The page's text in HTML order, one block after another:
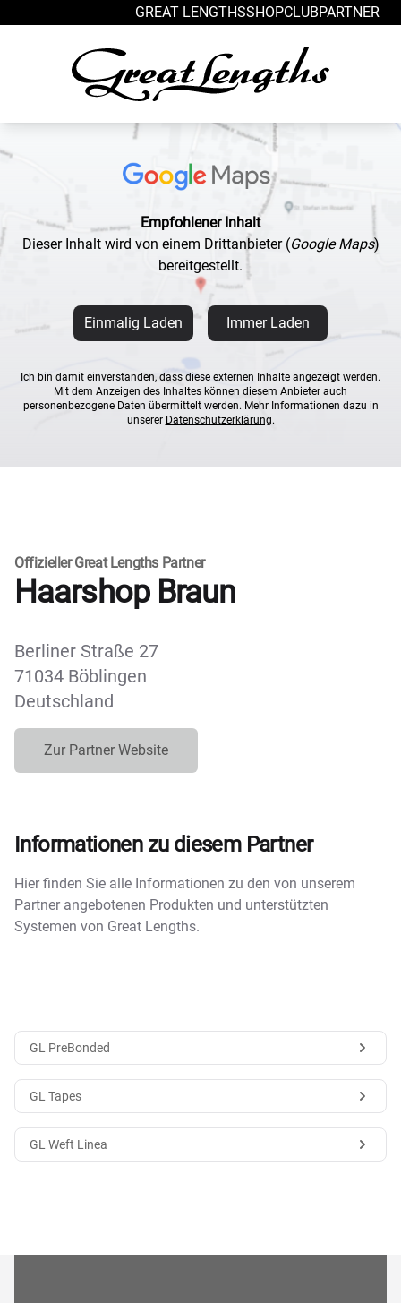
GREAT LENGTHSSHOPCLUBPARTNER
Empfohlener Inhalt
Dieser Inhalt wird von einem Drittanbieter (Google Maps)
bereitgestellt.
Einmalig Laden Immer Laden
Ich bin damit einverstanden, dass diese externen Inhalte angezeigt werden.
Mit dem Anzeigen des Inhaltes können diesem Anbieter auch
personenbezogene Daten übermittelt werden. Mehr Informationen dazu in
unserer Datenschutzerklärung.
Offizieller Great Lengths Partner
Haarshop Braun
Berliner Straße 27
71034 Böblingen
Deutschland
Zur Partner Website
Informationen zu diesem Partner
Hier finden Sie alle Informationen zu den von unserem
Partner angebotenen Produkten und unterstützten
Systemen von Great Lengths.
GL PreBonded
GL Tapes
GL Weft Linea